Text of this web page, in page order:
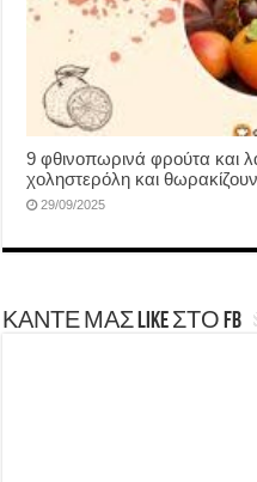
9 φθινοπωρινά φρούτα και
χοληστερόλη και
29/09/2025
ΚΑΝΤΕ ΜΑΣ LIKE ΣΤΟ FB